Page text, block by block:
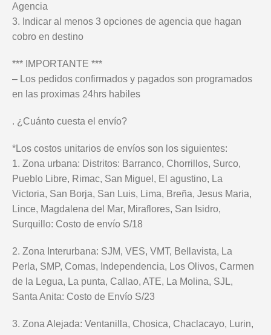
Agencia
3. Indicar al menos 3 opciones de agencia que hagan
cobro en destino
*** IMPORTANTE ***
– Los pedidos confirmados y pagados son programados
en las proximas 24hrs habiles
. ¿Cuánto cuesta el envío?
*Los costos unitarios de envíos son los siguientes:
1. Zona urbana: Distritos: Barranco, Chorrillos, Surco,
Pueblo Libre, Rimac, San Miguel, El agustino, La
Victoria, San Borja, San Luis, Lima, Breña, Jesus Maria,
Lince, Magdalena del Mar, Miraflores, San Isidro,
Surquillo: Costo de envío S/18
2. Zona Interurbana: SJM, VES, VMT, Bellavista, La
Perla, SMP, Comas, Independencia, Los Olivos, Carmen
de la Legua, La punta, Callao, ATE, La Molina, SJL,
Santa Anita: Costo de Envío S/23
3. Zona Alejada: Ventanilla, Chosica, Chaclacayo, Lurin,